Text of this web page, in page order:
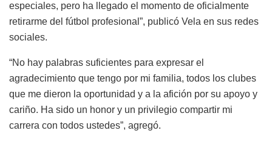
especiales, pero ha llegado el momento de oficialmente
retirarme del fútbol profesional”, publicó Vela en sus redes
sociales.
“No hay palabras suficientes para expresar el
agradecimiento que tengo por mi familia, todos los clubes
que me dieron la oportunidad y a la afición por su apoyo y
cariño. Ha sido un honor y un privilegio compartir mi
carrera con todos ustedes”, agregó.